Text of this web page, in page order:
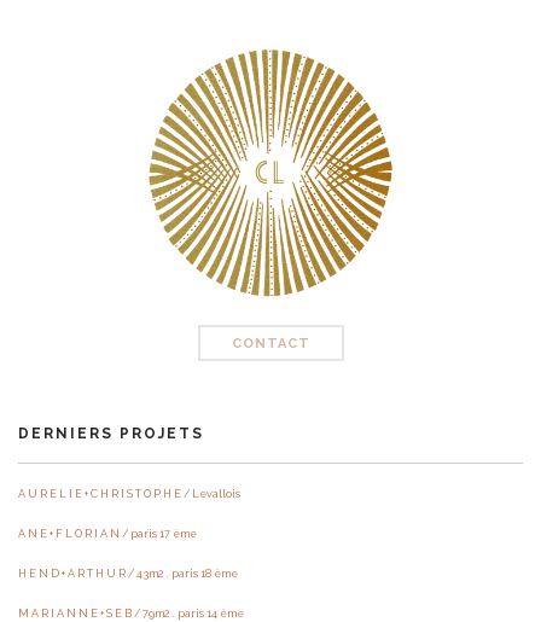
CONTACT
DERNIERS PROJETS
A U R E L I E + C H R I S T O P H E / Levallois
A N E + F L O R I A N / paris 17 ème
H E N D + A R T H U R / 43m2 . paris 18 ème
M A R I A N N E + S E B / 79m2 . paris 14 ème